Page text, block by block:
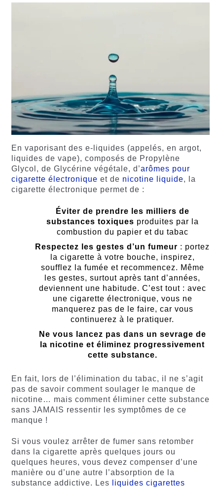
En vaporisant des e-liquides (appelés, en argot,
liquides de vape), composés de Propylène
Glycol, de Glycérine végétale, d’arômes pour
cigarette électronique et de nicotine liquide, la
cigarette électronique permet de :
Éviter de prendre les milliers de
substances toxiques produites par la
combustion du papier et du tabac
Respectez les gestes d’un fumeur : portez
la cigarette à votre bouche, inspirez,
soufflez la fumée et recommencez. Même
les gestes, surtout après tant d’années,
deviennent une habitude. C’est tout : avec
une cigarette électronique, vous ne
manquerez pas de le faire, car vous
continuerez à le pratiquer.
Ne vous lancez pas dans un sevrage de
la nicotine et éliminez progressivement
cette substance.
En fait, lors de l’élimination du tabac, il ne s’agit
pas de savoir comment soulager le manque de
nicotine… mais comment éliminer cette substance
sans JAMAIS ressentir les symptômes de ce
manque !
Si vous voulez arrêter de fumer sans retomber
dans la cigarette après quelques jours ou
quelques heures, vous devez compenser d’une
manière ou d’une autre l’absorption de la
substance addictive. Les
liquides cigarettes